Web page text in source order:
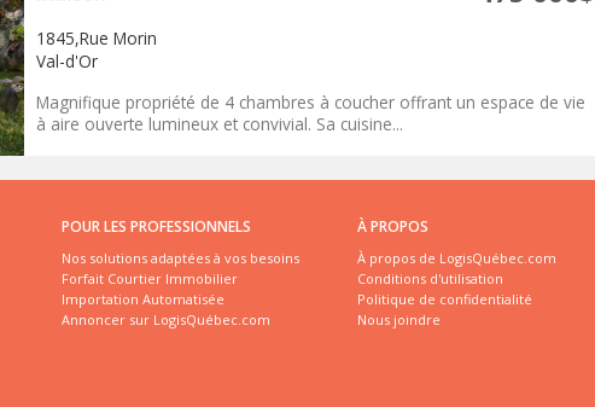
1845,Rue Morin
Val-d'Or
Magnifique propriété de 4 chambres à coucher offrant un espace de vie
à aire ouverte lumineux et convivial. Sa cuisine...
POUR LES PROFESSIONNELS
Nos solutions adaptées à vos besoins
Forfait Courtier Immobilier
Importation Automatisée
Annoncer sur LogisQuébec.com
À PROPOS
À propos de LogisQuébec.com
Conditions d'utilisation
Politique de confidentialité
Nous joindre